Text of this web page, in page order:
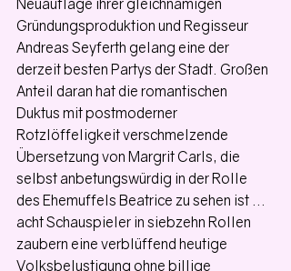
Gründungsproduktion und Regisseur
Andreas Seyferth gelang eine der
derzeit besten Partys der Stadt. Großen
Anteil daran hat die romantischen
Duktus mit postmoderner
Rotzlöffeligkeit verschmelzende
Übersetzung von Margrit Carls, die
selbst anbetungswürdig in der Rolle
des Ehemuffels Beatrice zu sehen ist …
acht Schauspieler in siebzehn Rollen
zaubern eine verblüffend heutige
Volksbelustigung ohne billige